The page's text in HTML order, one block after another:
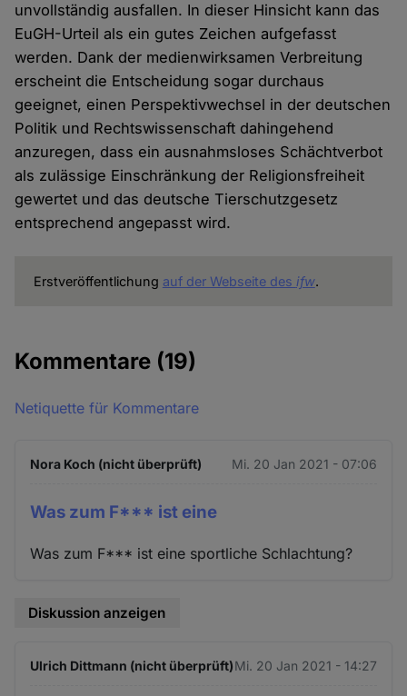
unvollständig ausfallen. In dieser Hinsicht kann das
EuGH-Urteil als ein gutes Zeichen aufgefasst
werden. Dank der medienwirksamen Verbreitung
erscheint die Entscheidung sogar durchaus
geeignet, einen Perspektivwechsel in der deutschen
Politik und Rechtswissenschaft dahingehend
anzuregen, dass ein ausnahmsloses Schächtverbot
als zulässige Einschränkung der Religionsfreiheit
gewertet und das deutsche Tierschutzgesetz
entsprechend angepasst wird.
Erstveröffentlichung auf der Webseite des ifw.
Kommentare (19)
Netiquette für Kommentare
Nora Koch (nicht überprüft) Mi. 20 Jan 2021 - 07:06
Was zum F*** ist eine
Was zum F*** ist eine sportliche Schlachtung?
Diskussion anzeigen
Ulrich Dittmann (nicht überprüft)Mi. 20 Jan 2021 - 14:27